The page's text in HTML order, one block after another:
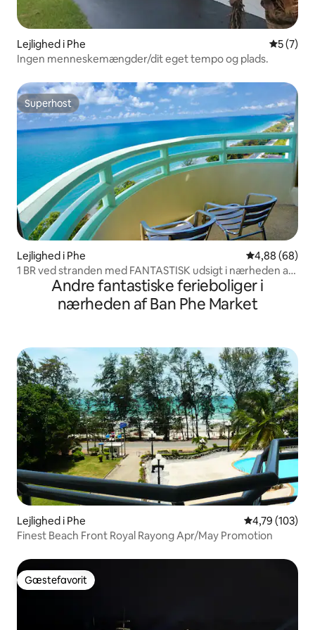
Lejlighed i Phe 5 ud af 5
5 (7)
Ingen menneskemængder/dit eget tempo og plads.
Superhost
Superhost
Lejlighed i Phe 4,88 ud af 5 i
4,88 (68)
1 BR ved stranden med FANTASTISK udsigt i nærheden af
Koh SametAndre fantastiske ferieboliger i
nærheden af Ban Phe Market
Lejlighed i Phe 4,79 ud af 5 i
4,79 (103)
Finest Beach Front Royal Rayong Apr/May Promotion
Gæstefavorit
Gæstefavorit